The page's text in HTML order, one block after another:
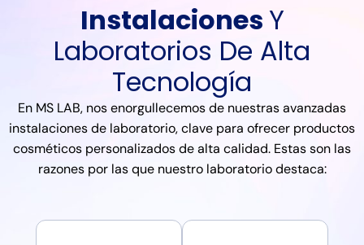
Instalaciones Y
Laboratorios De Alta
Tecnología
En MS LAB, nos enorgullecemos de nuestras avanzadas
instalaciones de laboratorio, clave para ofrecer productos
cosméticos personalizados de alta calidad. Estas son las
razones por las que nuestro laboratorio destaca: